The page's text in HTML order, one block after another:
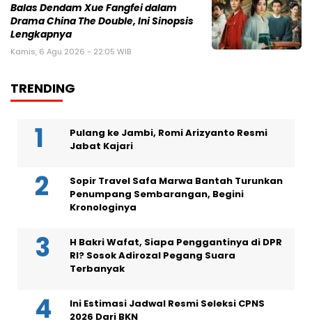
Balas Dendam Xue Fangfei dalam
Drama China The Double, Ini Sinopsis
Lengkapnya
Kamis, 6 Agu 2026 - 22:05 WIB
TRENDING
Pulang ke Jambi, Romi Arizyanto Resmi
Jabat Kajari
Sopir Travel Safa Marwa Bantah Turunkan
Penumpang Sembarangan, Begini
Kronologinya
H Bakri Wafat, Siapa Penggantinya di DPR
RI? Sosok Adirozal Pegang Suara
Terbanyak
Ini Estimasi Jadwal Resmi Seleksi CPNS
2026 Dari BKN